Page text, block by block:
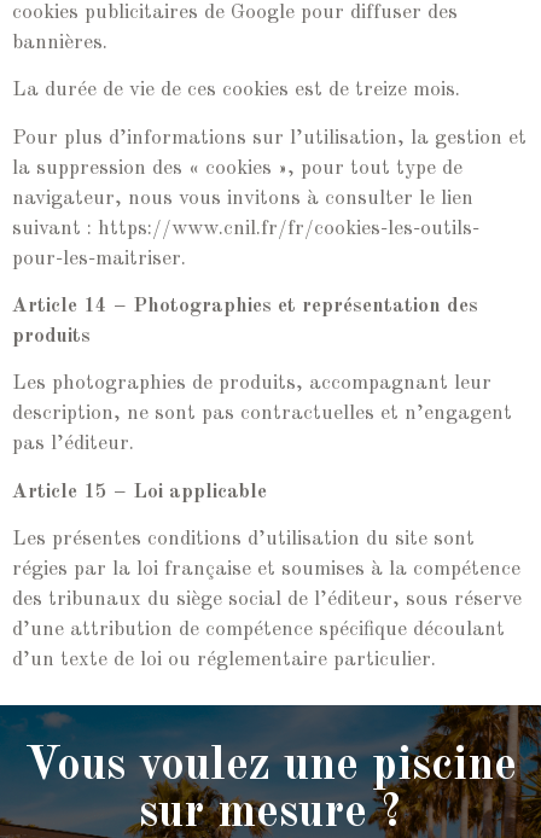
cookies publicitaires de Google pour diffuser des
bannières.
La durée de vie de ces cookies est de treize mois.
Pour plus d’informations sur l’utilisation, la gestion et
la suppression des « cookies », pour tout type de
navigateur, nous vous invitons à consulter le lien
suivant : https://www.cnil.fr/fr/cookies-les-outils-
pour-les-maitriser.
Article 14 – Photographies et représentation des
produits
Les photographies de produits, accompagnant leur
description, ne sont pas contractuelles et n’engagent
pas l’éditeur.
Article 15 – Loi applicable
Les présentes conditions d’utilisation du site sont
régies par la loi française et soumises à la compétence
des tribunaux du siège social de l’éditeur, sous réserve
d’une attribution de compétence spécifique découlant
d’un texte de loi ou réglementaire particulier.
Vous voulez une piscine
sur mesure ?